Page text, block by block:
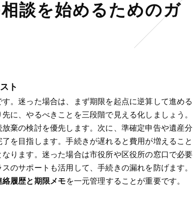
談を始めるためのガ
ト
。迷った場合は、まず期限を起点に逆算して進める
に、やるべきことを三段階で見える化しましょう。
棄の検討を優先します。次に、準確定申告や遺産分
を目指します。手続きが遅れると費用が増えること
なります。迷った場合は市役所や区役所の窓口で必要
のサポートも活用して、手続きの漏れを防げます。
絡履歴と期限メモを一元管理することが重要です。